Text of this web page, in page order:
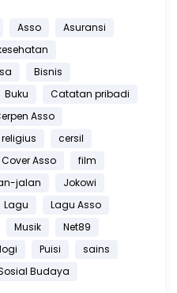
Asso
Asuransi
Bisnis
Buku
Catatan pribadi
Asso
cersil
Cover Asso
film
jalan
Jokowi
Lagu
Lagu Asso
Musik
Net89
Puisi
sains
Budaya